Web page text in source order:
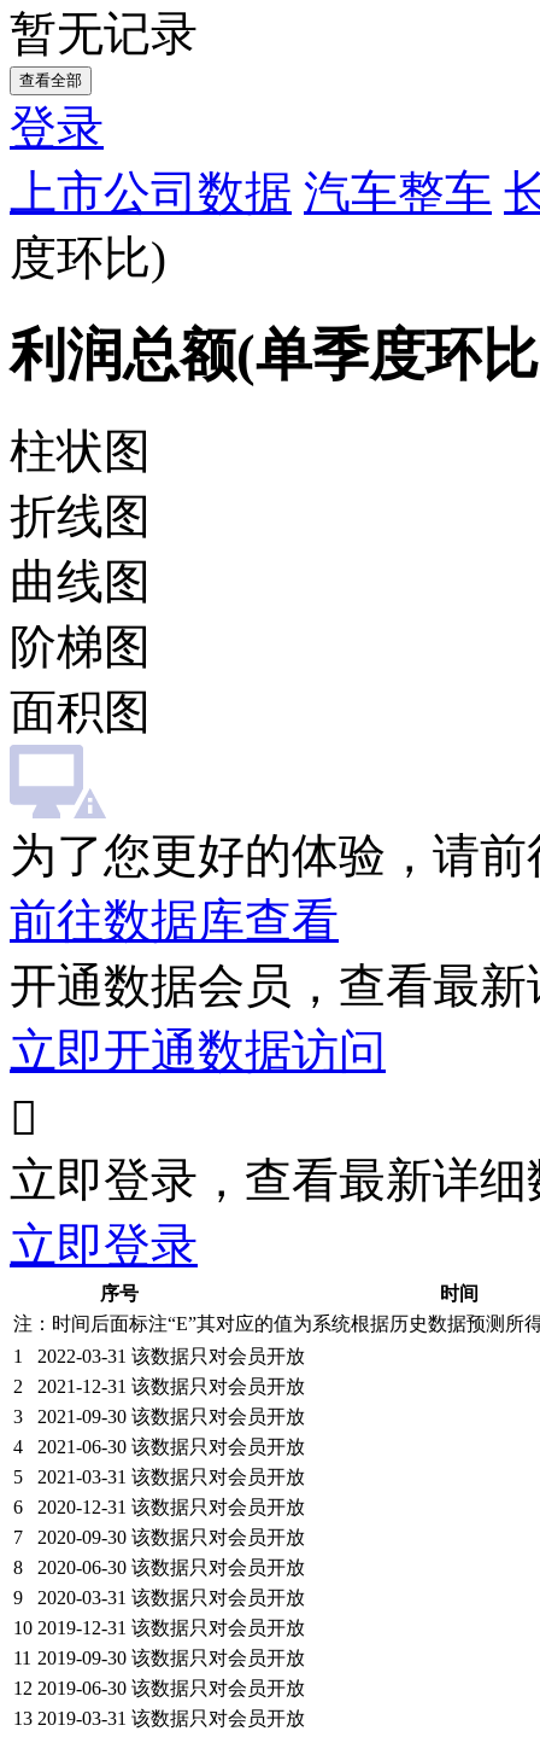
暂无记录
查看全部
登录
上市公司数据 汽车整车
度环比)
利润总额(单季度环
柱状图
折线图
曲线图
阶梯图
面积图
为了您更好的体验，请
前往数据库查看
开通数据会员，查看最
立即开通数据访问

立即登录，查看最新详细
立即登录
序号
时间
注：时间后面标注“E”其对应的值为系统根据历史数据预测所
1
2022-03-31 该数据只对会员开放
2
2021-12-31 该数据只对会员开放
3
2021-09-30 该数据只对会员开放
4
2021-06-30 该数据只对会员开放
5
2021-03-31 该数据只对会员开放
6
2020-12-31 该数据只对会员开放
7
2020-09-30 该数据只对会员开放
8
2020-06-30 该数据只对会员开放
9
2020-03-31 该数据只对会员开放
10 2019-12-31 该数据只对会员开放
11 2019-09-30 该数据只对会员开放
12 2019-06-30 该数据只对会员开放
13 2019-03-31 该数据只对会员开放